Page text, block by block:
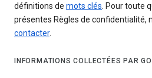
définitions de mots clés. Pour toute
présentes Règles de confidentialité,
contacter.
INFORMATIONS COLLECTÉES PAR